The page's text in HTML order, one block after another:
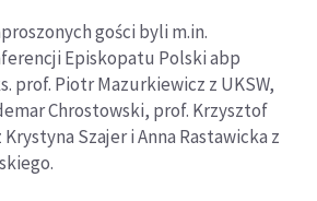
gości byli m.in.
Episkopatu Polski abp
prof. Piotr Mazurkiewicz z UKSW,
Chrostowski, prof. Krzysztof
Szajer i Anna Rastawicka z